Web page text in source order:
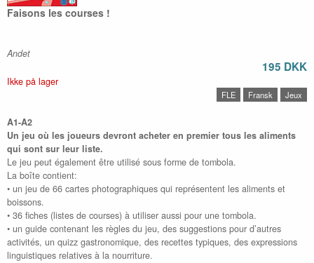
Faisons les courses !
Andet
195 DKK
Ikke på lager
FLE Fransk Jeux
A1-A2
Un jeu où les joueurs devront acheter en premier tous les aliments
qui sont sur leur liste.
Le jeu peut également être utilisé sous forme de tombola.
La boîte contient:
• un jeu de 66 cartes photographiques qui représentent les aliments et
boissons.
• 36 fiches (listes de courses) à utiliser aussi pour une tombola.
• un guide contenant les règles du jeu, des suggestions pour d’autres
activités, un quizz gastronomique, des recettes typiques, des expressions
linguistiques relatives à la nourriture.